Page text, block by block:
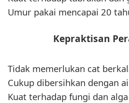
Umur pakai mencapai 20
Kepraktisan
Tidak memerlukan cat
Cukup dibersihkan dengan
Kuat terhadap fungi dan alga